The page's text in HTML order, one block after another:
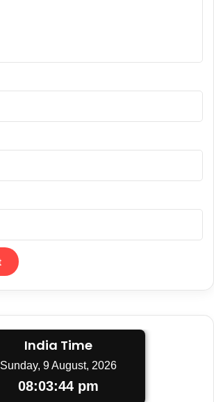
India Time
Sunday, 9 August, 2026
08:03:45 pm